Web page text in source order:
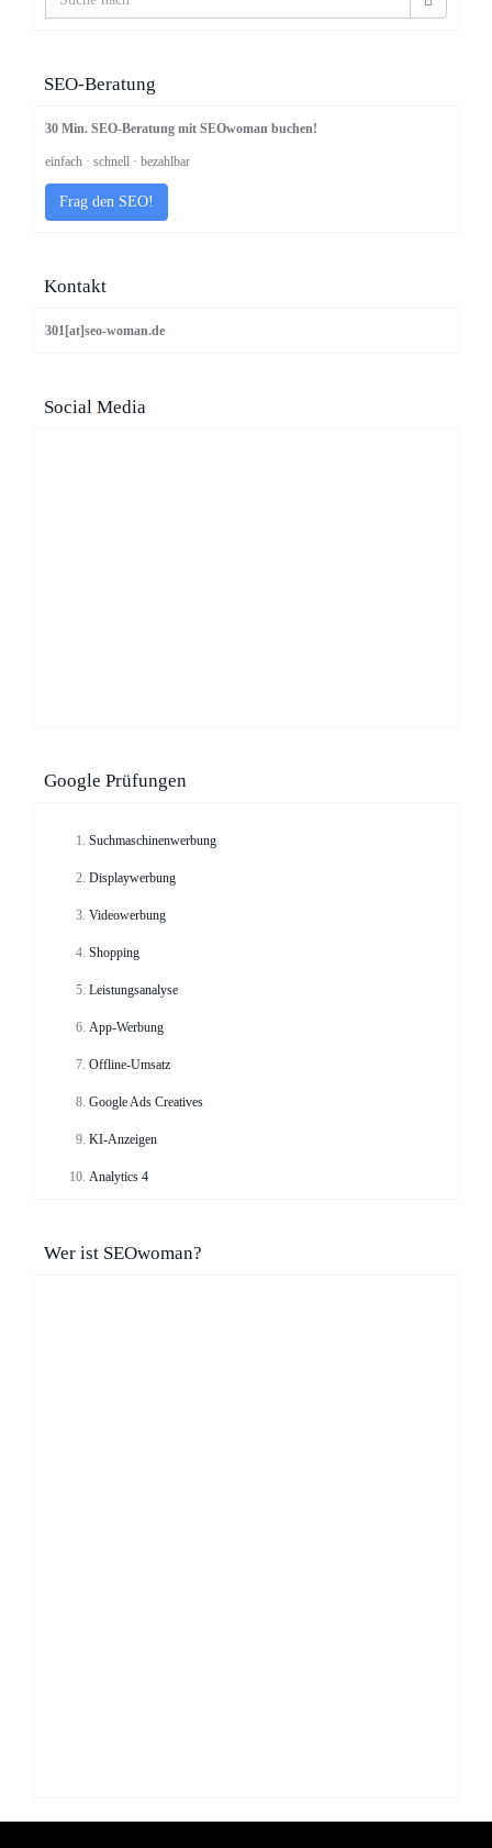
SEO-Beratung
30 Min. SEO-Beratung mit SEOwoman buchen!
einfach · schnell · bezahlbar
Frag den SEO!
Kontakt
301[at]seo-woman.de
Social Media
Google Prüfungen
Suchmaschinenwerbung
Displaywerbung
Videowerbung
Shopping
Leistungsanalyse
App-Werbung
Offline-Umsatz
Google Ads Creatives
KI-Anzeigen
Analytics 4
Wer ist SEOwoman?